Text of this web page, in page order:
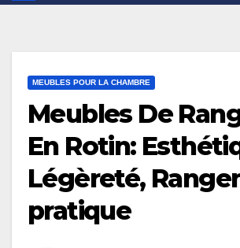
MEUBLES POUR LA CHAMBRE
Meubles De
En Rotin:
Légèreté,
pratique